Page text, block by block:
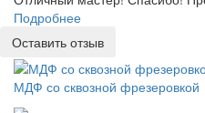
Подробнее
Оставить отзыв
МДФ со сквозной фрезеровкой